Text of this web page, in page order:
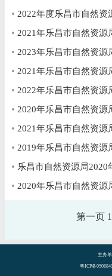
2022年度乐昌市自然资
2021年乐昌市自然资源
2023年乐昌市自然资源
2021年乐昌市自然资源
2022年乐昌市自然资源
2020年乐昌市自然资源
2021年乐昌市自然资源
2019年乐昌市自然资源
乐昌市自然资源局2020
2020年乐昌市自然资源
第一页 1
主办
粤ICP备